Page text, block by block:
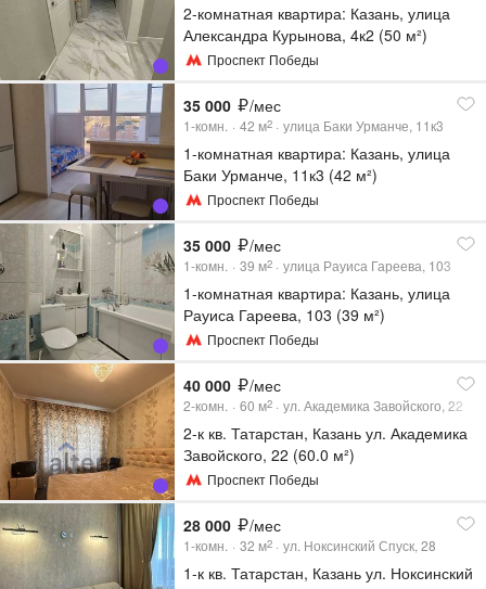
2-комнатная квартира: Казань, улица
Александра Курынова, 4к2 (50 м²)
Проспект Победы
35 000 /мес
1-комн. 42 м2 улица Баки Урманче, 11к3
1-комнатная квартира: Казань, улица
Баки Урманче, 11к3 (42 м²)
Проспект Победы
35 000 /мес
1-комн. 39 м2 улица Рауиса Гареева, 103
1-комнатная квартира: Казань, улица
Рауиса Гареева, 103 (39 м²)
Проспект Победы
40 000 /мес
2-комн. 60 м2 ул. Академика Завойского, 22
2-к кв. Татарстан, Казань ул. Академика
Завойского, 22 (60.0 м²)
Проспект Победы
28 000 /мес
1-комн. 32 м2 ул. Ноксинский Спуск, 28
1-к кв. Татарстан, Казань ул. Ноксинский